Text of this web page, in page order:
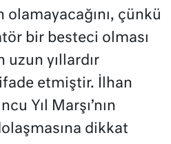
olamayacağını, çünkü
bir besteci olması
uzun yıllardır
etmiştir. İlhan
Yıl Marşı’nın
dikkat